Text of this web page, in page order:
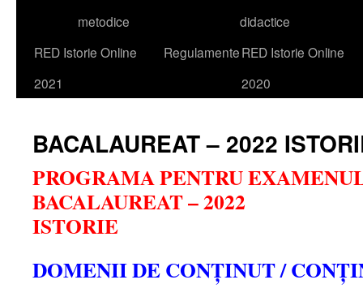
content
metodice
didactice
RED Istorie Online
2021
RegulamenteRED Istorie Online
2020
BACALAUREAT – 2022
PROGRAMA PENTRU
BACALAUREAT – 2022
ISTORIE
DOMENII DE CONȚINUT /